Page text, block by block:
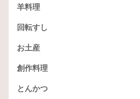
羊料理
回転すし
お土産
創作料理
とんかつ